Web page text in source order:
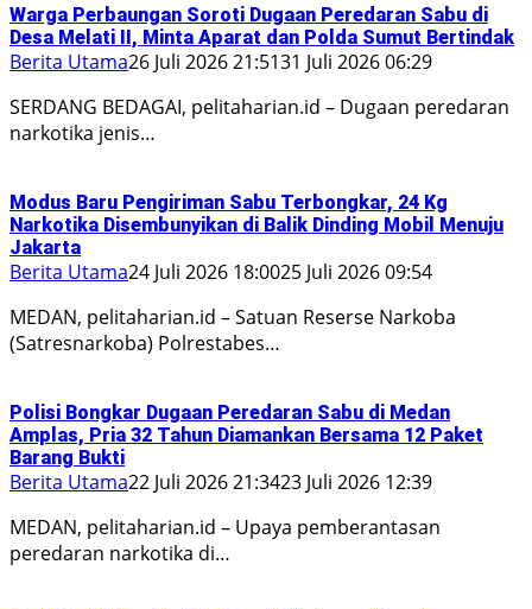
Warga Perbaungan Soroti Dugaan Peredaran Sabu di
Desa Melati II, Minta Aparat dan Polda Sumut Bertindak
Berita Utama26 Juli 2026 21:5131 Juli 2026 06:29
SERDANG BEDAGAI, pelitaharian.id – Dugaan peredaran
narkotika jenis…
Modus Baru Pengiriman Sabu Terbongkar, 24 Kg
Narkotika Disembunyikan di Balik Dinding Mobil Menuju
Jakarta
Berita Utama24 Juli 2026 18:0025 Juli 2026 09:54
MEDAN, pelitaharian.id – Satuan Reserse Narkoba
(Satresnarkoba) Polrestabes…
Polisi Bongkar Dugaan Peredaran Sabu di Medan
Amplas, Pria 32 Tahun Diamankan Bersama 12 Paket
Barang Bukti
Berita Utama22 Juli 2026 21:3423 Juli 2026 12:39
MEDAN, pelitaharian.id – Upaya pemberantasan
peredaran narkotika di…